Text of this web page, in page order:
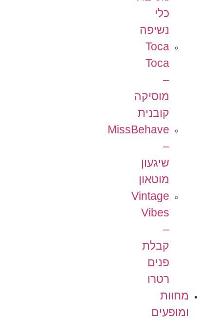
כלי
נשיפה
Toca
Toca
–
מוסיקה
קובנית
MissBehave
–
שיגעון
מוטאון
Vintage
Vibes
–
קבלת
פנים
רטרו
מחוות
ומופעים